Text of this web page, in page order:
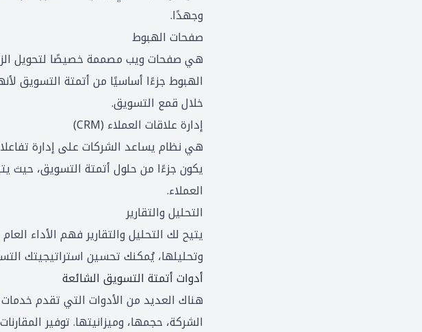
وجهدًا.
صفحات الهبوط
هي صفحات ويب مصممة خصيصًا لتحويل
الهبوط جزءًا أساسيًا من أتمتة التسويق
خلال قمع التسويق.
إدارة علاقات العملاء (CRM)
يكون جزءًا من حلول أتمتة التسويق، حيث
العملاء.
التحليل والتقارير
يتيح لك التحليل والتقارير فهم الأداء
وتحليلها، يُمكنك تحسين استراتيجيتك
أدوات أتمتة التسويق الشائعة
هناك العديد من الأدوات التي تقدم خدمات
الشركة، حجمها، وميزانيتها. توفير